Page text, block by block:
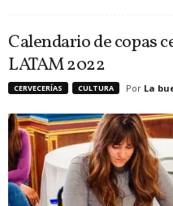
Calendario de copas
LATAM 2022
CERVECERÍAS CULTURA Por La